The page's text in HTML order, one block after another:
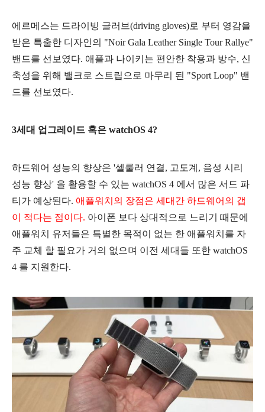
에르메스는 드라이빙 글러브(driving gloves)로 부터 영감을
받은 특출한 디자인의 "Noir Gala Leather Single Tour Rallye"
밴드를 선보였다. 애플과 나이키는 편안한 착용과 방수, 신
축성을 위해 밸크로 스트립으로 마무리 된 "Sport Loop" 밴
드를 선보였다.
3세대 업그레이드 혹은 watchOS 4?
하드웨어 성능의 향상은 '셀룰러 연결, 고도계, 음성 시리
성능 향상' 을 활용할 수 있는 watchOS 4 에서 많은 서드 파
티가 예상된다. 애플워치의 장점은 세대간 하드웨어의 갭
이 적다는 점이다. 아이폰 보다 상대적으로 느리기 때문에
애플워치 유저들은 특별한 목적이 없는 한 애플워치를 자
주 교체 할 필요가 거의 없으며 이전 세대들 또한 watchOS
4 를 지원한다.